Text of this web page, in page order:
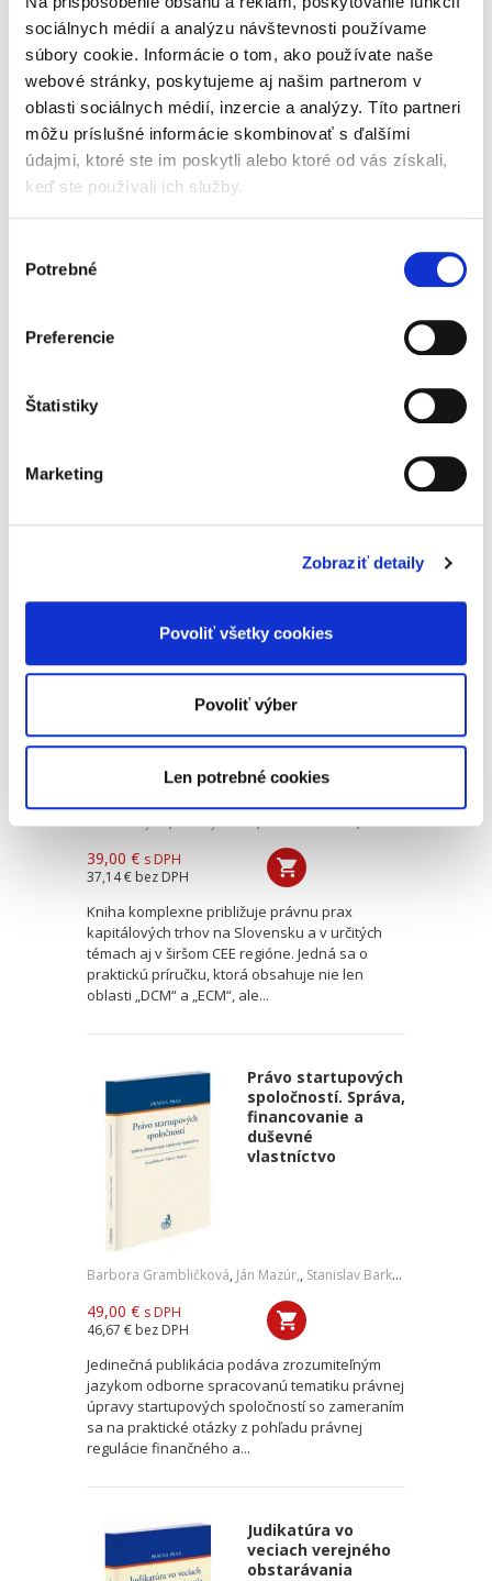
sociálnych médií a analýzu návštevnosti používame
súbory cookie. Informácie o tom, ako používate naše
webové stránky, poskytujeme aj našim partnerom v
oblasti sociálnych médií, inzercie a analýzy. Títo partneri
môžu príslušné informácie skombinovať s ďalšími
údajmi, ktoré ste im poskytli alebo ktoré od vás získali,
keď ste používali ich služby.
súhlasu
Potrebné
Preferencie
Štatistiky
Marketing
Zobraziť detaily
Povoliť všetky cookies
Povoliť výber
Len potrebné cookies
Pre odborníkov špecializujúcich sa na oblasť
duševného vlastníctva je okrem historického
vývoja označovania výrobkov dôležité poznať i
rozsudky a rozhodnutia Súdneho dvora EÚ vo
veciach označení...
Judikatúra vo
49,00 €
záväzkom, ktoré sa vyznačujú tým, že na ich
pluralita veriteľov alebo dlžníkov. Navonok
Právo a prax
kapitálových
trhov.Praktická
príručka
Martin Vojtko,Peter Jedinák,Radoslav Pálka,a kol.
39,00 € s DPH
37,14 € bez DPH
Kniha komplexne približuje právnu prax
kapitálových trhov na Slovensku a v určitých
témach aj v širšom CEE regióne. Jedná sa o
praktickú príručku, ktorá obsahuje nie len
oblasti „DCM“ a „ECM“, ale...
Právo startupových
spoločností. Správa,
financovanie a
duševné
vlastníctvo
Barbora Grambličková, Ján Mazúr,, Stanislav Barkoci
49,00 € s DPH
46,67 € bez DPH
Jedinečná publikácia podáva zrozumiteľným
jazykom odborne spracovanú tematiku právnej
úpravy startupových spoločností so zameraním
sa na praktické otázky z pohľadu právnej
regulácie finančného a...
Judikatúra vo
veciach verejného
obstarávania